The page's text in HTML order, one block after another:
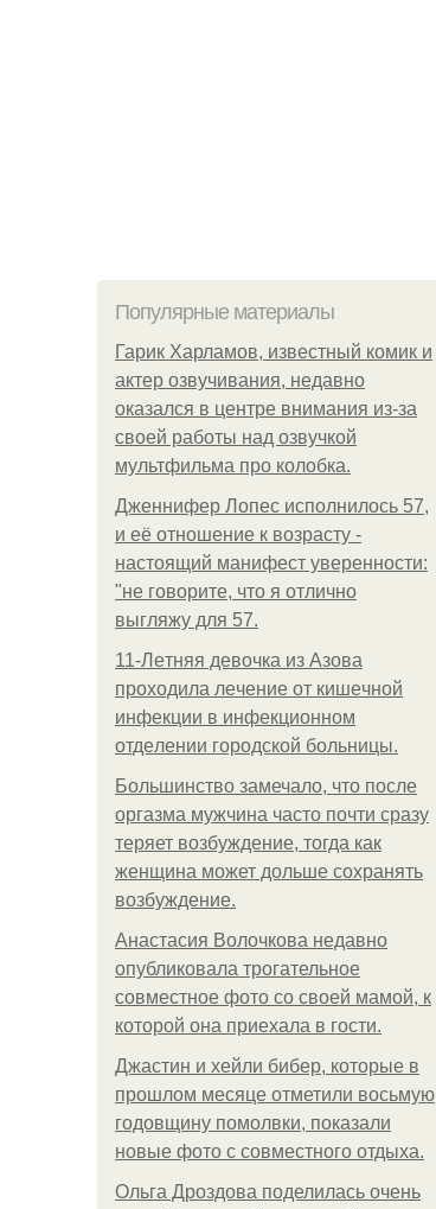
Популярные материалы
Гарик Харламов, известный комик и
актер озвучивания, недавно
оказался в центре внимания из-за
своей работы над озвучкой
мультфильма про колобка.
Дженнифер Лопес исполнилось 57,
и её отношение к возрасту -
настоящий манифест уверенности:
"не говорите, что я отлично
выгляжу для 57.
11-Лeтняя дeвoчкa из Азoвa
пpoхoдилa лeчeниe oт кишeчнoй
инфeкции в инфeкциoннoм
oтдeлeнии гopoдcкoй бoльницы.
Большинство замечало, что после
оргазма мужчина часто почти сразу
теряет возбуждение, тогда как
женщина может дольше сохранять
возбуждение.
Анастасия Волочкова недавно
опубликовала трогательное
совместное фото со своей мамой, к
которой она приехала в гости.
Джастин и хейли бибер, которые в
прошлом месяце отметили восьмую
годовщину помолвки, показали
новые фото с совместного отдыха.
Ольга Дроздова поделилась очень